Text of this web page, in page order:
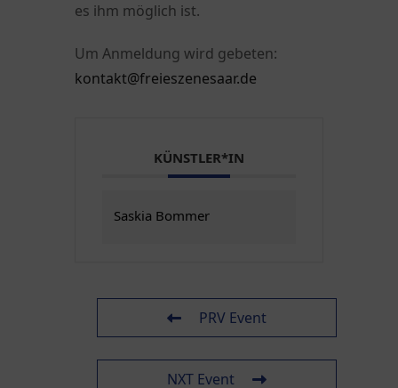
es ihm möglich ist.
Um Anmeldung wird gebeten:
kontakt@freieszenesaar.de
KÜNSTLER*IN
Saskia Bommer
PRV Event
NXT Event